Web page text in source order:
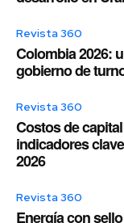
Revista 360
Colombia 2026:
gobierno de
Revista 360
Costos de
indicadores
2026
Revista 360
Energía con